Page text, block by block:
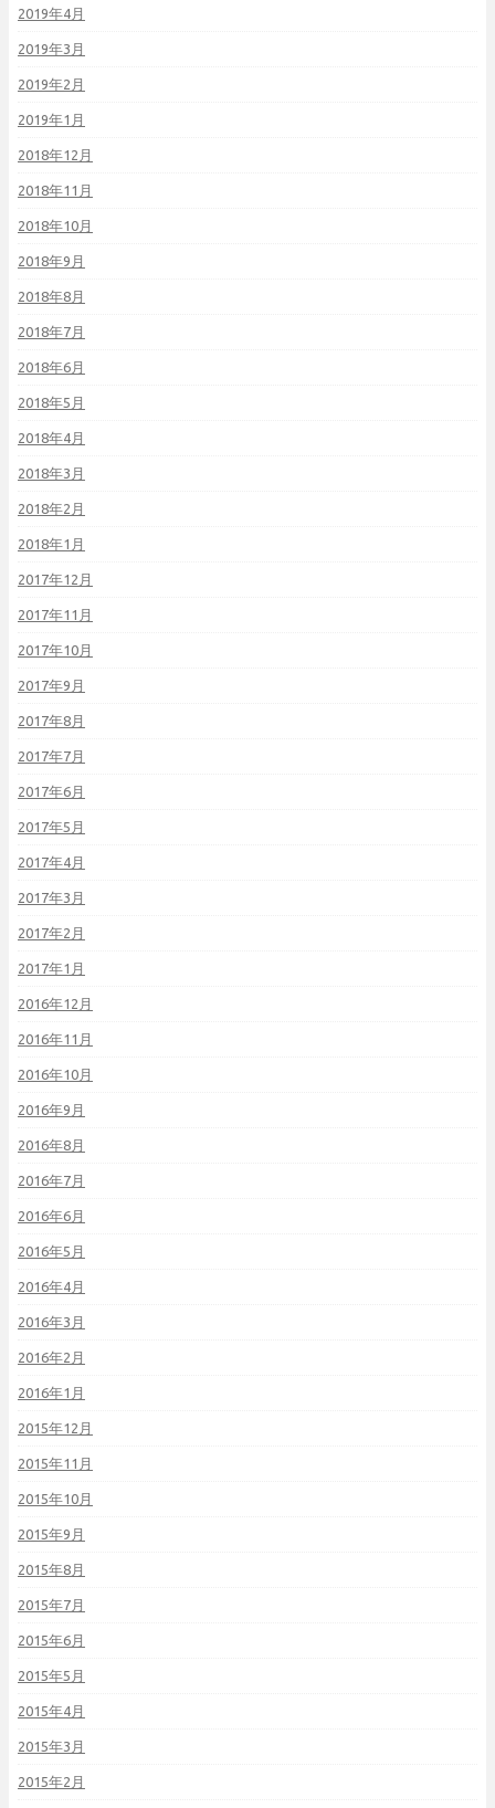
2019年4月
2019年3月
2019年2月
2019年1月
2018年12月
2018年11月
2018年10月
2018年9月
2018年8月
2018年7月
2018年6月
2018年5月
2018年4月
2018年3月
2018年2月
2018年1月
2017年12月
2017年11月
2017年10月
2017年9月
2017年8月
2017年7月
2017年6月
2017年5月
2017年4月
2017年3月
2017年2月
2017年1月
2016年12月
2016年11月
2016年10月
2016年9月
2016年8月
2016年7月
2016年6月
2016年5月
2016年4月
2016年3月
2016年2月
2016年1月
2015年12月
2015年11月
2015年10月
2015年9月
2015年8月
2015年7月
2015年6月
2015年5月
2015年4月
2015年3月
2015年2月